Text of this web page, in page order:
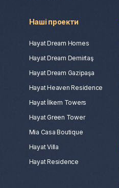
Наші проекти
Hayat Dream Homes
Hayat Dream Demirtaş
Hayat Dream Gazipaşa
Hayat Heaven Residence
Hayat İlkem Towers
Hayat Green Tower
Mia Casa Boutique
Hayat Villa
Hayat Residence